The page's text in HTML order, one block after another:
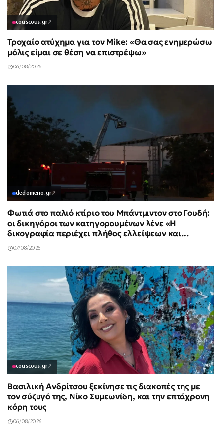
couscous.gr↗
Τροχαίο ατύχημα για τον Mike: «Θα σας ενημερώσω
μόλις είμαι σε θέση να επιστρέψω»
06/08/2026
dedomeno.gr↗
Φωτιά στο παλιό κτίριο του Μπάντμιντον στο Γουδή:
οι δικηγόροι των κατηγορουμένων λένε «Η
δικογραφία περιέχει πλήθος ελλείψεων και
σοβαρών κενών»
07/08/2026
couscous.gr↗
Βασιλική Ανδρίτσου ξεκίνησε τις διακοπές της με
τον σύζυγό της, Νίκο Συμεωνίδη, και την επτάχρονη
κόρη τους
06/08/2026